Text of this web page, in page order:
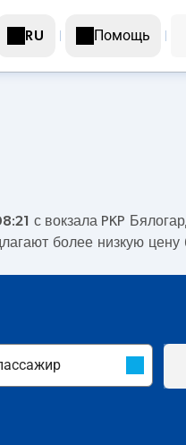
RU Помощь
с вокзала PKP
более низкую цену